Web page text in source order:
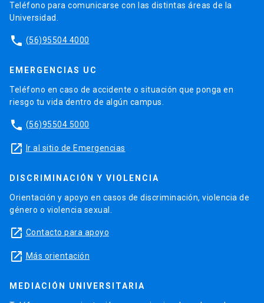
Teléfono para comunicarse con las distintas áreas de la
Universidad.
phone (56)95504 4000
EMERGENCIAS UC
Teléfono en caso de accidente o situación que ponga en
riesgo tu vida dentro de algún campus.
phone (56)95504 5000
launch Ir al sitio de Emergencias
DISCRIMINACIÓN Y VIOLENCIA
Orientación y apoyo en casos de discriminación, violencia de
género o violencia sexual.
launch Contacto para apoyo
launch Más orientación
MEDIACIÓN UNIVERSITARIA